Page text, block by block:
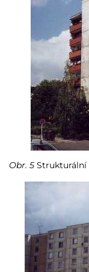
Obr. 5 Strukturální